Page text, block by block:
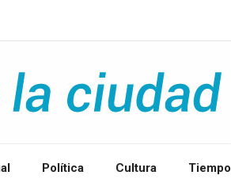
Política Cultura Tiempo